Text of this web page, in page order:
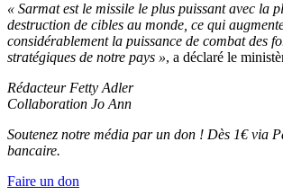
« Sarmat est le missile le plus puissant avec la
destruction de cibles au monde, ce qui
considérablement la puissance de combat des
stratégiques de notre pays », a déclaré le
Rédacteur Fetty Adler
Collaboration Jo Ann
Soutenez notre média par un don ! Dès 1€ via
bancaire.
Faire un don